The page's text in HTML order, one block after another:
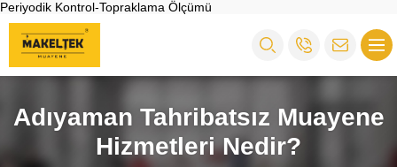
Periyodik Kontrol-Topraklama Ölçümü
Adıyaman Tahribatsız Muayene
Hizmetleri Nedir?